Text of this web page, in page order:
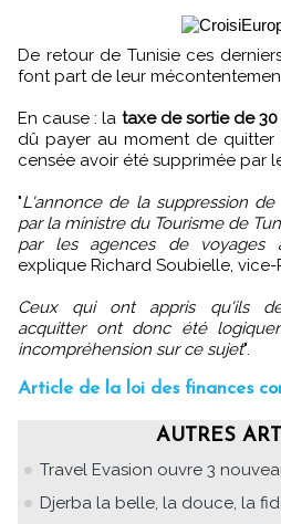
De retour de Tunisie ces derniers jours, plusieurs touristes
font part de leur
En cause : la taxe de sortie de
dû payer au moment de
censée avoir été supprimée par
"L'annonce de la suppression
par la ministre du Tourisme de
par les agences de voyages
explique Richard Soubielle, vice-
Ceux qui ont appris qu'ils
acquitter ont donc été
incompréhension sur ce sujet".
Article de la loi des finances
AUTRES
Travel Evasion ouvre 3
Djerba la belle, la douce, la